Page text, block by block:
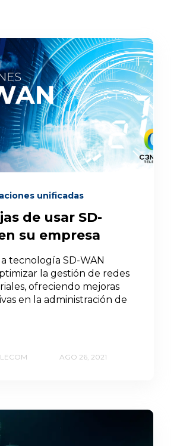
unificadas
de usar SD-
su empresa
tecnología SD-WAN
la gestión de redes
ofreciendo mejoras
en la administración de
AGO 26, 2021